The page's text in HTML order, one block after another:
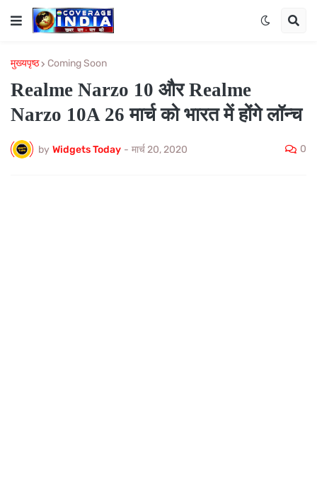
मुख्यपृष्ठ Coming Soon
Realme Narzo 10 और Realme
Narzo 10A 26 मार्च को भारत में होंगे लॉन्च
by Widgets Today - मार्च 20, 2020 0